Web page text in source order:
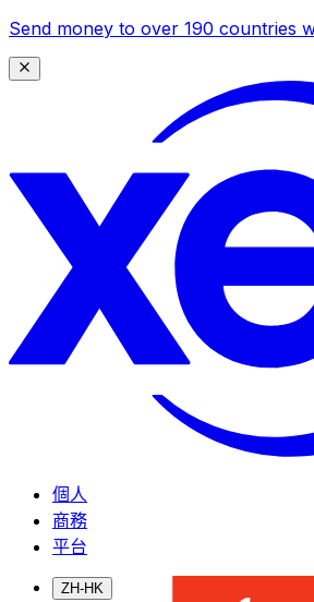
Send money to over 190 countries
個人
商務
平台
ZH-HK